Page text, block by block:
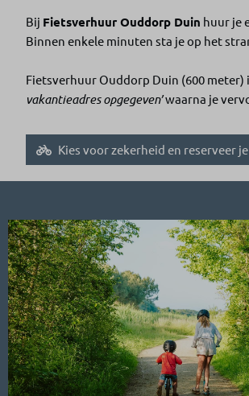
Bij Fietsverhuur Ouddorp Duin huur je
Binnen enkele minuten sta je op het
Fietsverhuur Ouddorp Duin (600
vakantieadres opgegeven’waarna je
Kies voor zekerheid en reserveer